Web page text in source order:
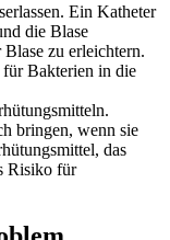
Ein Katheter
die Blase
zu erleichtern.
Bakterien in die
bringen, wenn sie
das
Risiko für